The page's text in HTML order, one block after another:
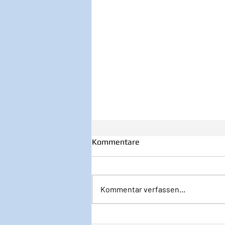
Kommentare
Kommentar verfassen...